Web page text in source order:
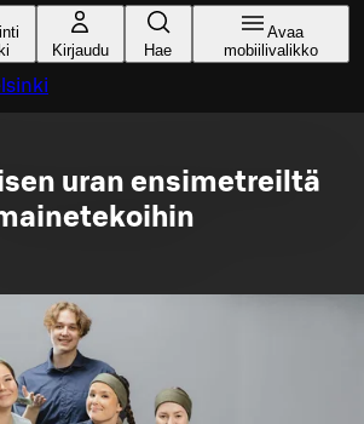
Kirjaudu Hae
Avaa
mobiilivalikko
uran ensimetreiltä